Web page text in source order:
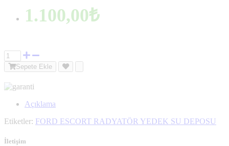
1.100,00₺
Sepete Ekle
Açıklama
Etiketler: FORD ESCORT RADYATÖR YEDEK SU DEPOSU
İletişim